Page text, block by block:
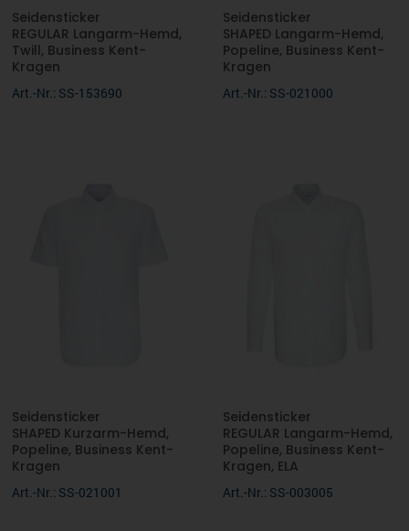
Seidensticker
REGULAR Langarm-Hemd,
Twill, Business Kent-
Kragen
Art.-Nr.: SS-153690
Seidensticker
SHAPED Langarm-Hemd,
Popeline, Business Kent-
Kragen
Art.-Nr.: SS-021000
Seidensticker
SHAPED Kurzarm-Hemd,
Popeline, Business Kent-
Kragen
Art.-Nr.: SS-021001
Seidensticker
REGULAR Langarm-Hemd,
Popeline, Business Kent-
Kragen, ELA
Art.-Nr.: SS-003005